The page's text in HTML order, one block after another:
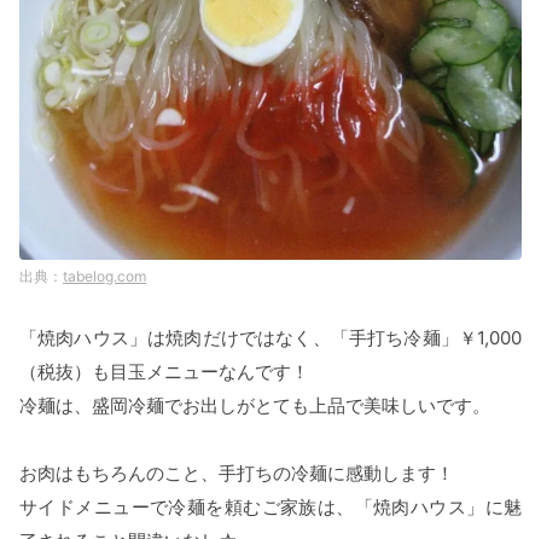
tabelog.com
「焼肉ハウス」は焼肉だけではなく、「手打ち冷麺」￥1,000
（税抜）も目玉メニューなんです！
冷麺は、盛岡冷麺でお出しがとても上品で美味しいです。
お肉はもちろんのこと、手打ちの冷麺に感動します！
サイドメニューで冷麺を頼むご家族は、「焼肉ハウス」に魅